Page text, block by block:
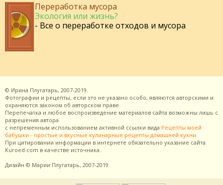
Переработка мусора
Экология или жизнь?
- Все о переработке отходов и мусора
© Ирина Плугатарь, 2007-2019.
Фотографии и рецепты, если это не указано особо, являются авторскими и
охраняются законом об авторском праве.
Перепечатка и любое воспроизведение материалов сайта возможны лишь с
разрешения автора
с непременным использованием активной ссылки вида Рецепты моей
бабушки - простые и вкусные кулинарные рецепты домашней кухни
При цитировании информации в интернете обязательно указание сайта
Kuroed.com в качестве источника.
Дизайн © Марии Плугатарь, 2007-2019